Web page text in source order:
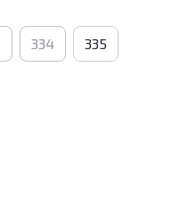
334 335